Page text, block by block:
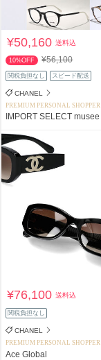
¥50,160送料込
10%OFF ¥56,100
関税負担なし スピード配送
CHANEL
PREMIUM PERSONAL SHOPPER
IMPORT SELECT musee
¥76,100送料込
関税負担なし
CHANEL
PREMIUM PERSONAL SHOPPER
Ace Global